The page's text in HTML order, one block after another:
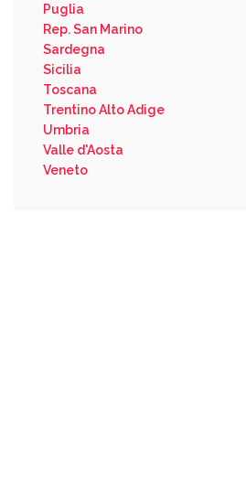
Puglia
Rep. San Marino
Sardegna
Sicilia
Toscana
Trentino Alto Adige
Umbria
Valle d'Aosta
Veneto